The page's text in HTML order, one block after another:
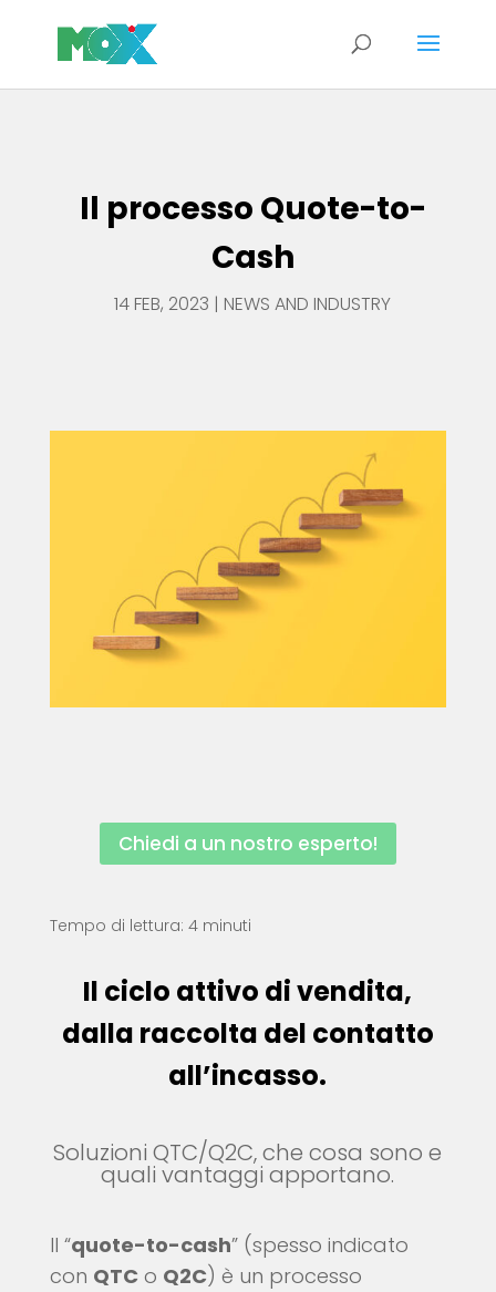
Il processo Quote-to-
Cash
14 FEB, 2023 | NEWS AND INDUSTRY
Chiedi a un nostro esperto!
Tempo di lettura: 4 minuti
Il ciclo attivo di vendita,
dalla raccolta del contatto
all’incasso.
Soluzioni QTC/Q2C, che cosa sono e
quali vantaggi apportano.
Il “quote-to-cash” (spesso indicato
con QTC o Q2C) è un processo